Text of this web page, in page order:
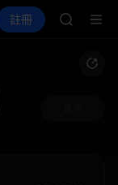
SPCX 理財 活
註冊
SKYAI
SPCX